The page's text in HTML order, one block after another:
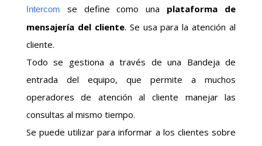
Intercom se define como una plataforma de
mensajería del cliente. Se usa para la atención al
cliente.
Todo se gestiona a través de una Bandeja de
entrada del equipo, que permite a muchos
operadores de atención al cliente manejar las
consultas al mismo tiempo.
Se puede utilizar para informar a los clientes sobre